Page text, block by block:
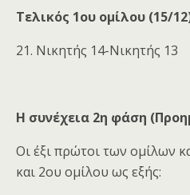
Τελικός 1ου ομίλου (15/
21. Νικητής 14-Νικητής 13
Η συνέχεια 2η φάση
Οι έξι πρώτοι των ομίλων
και 2ου ομίλου ως εξής: